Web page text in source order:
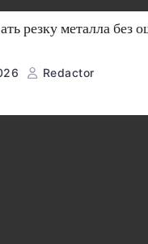
резку металла без
Redactor